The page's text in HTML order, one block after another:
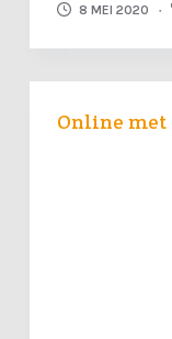
8 MEI 2020
Online met